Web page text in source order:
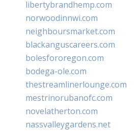
libertybrandhemp.com
norwoodinnwi.com
neighboursmarket.com
blackanguscareers.com
bolesfororegon.com
bodega-ole.com
thestreamlinerlounge.com
mestrinorubanofc.com
novelatherton.com
nassvalleygardens.net